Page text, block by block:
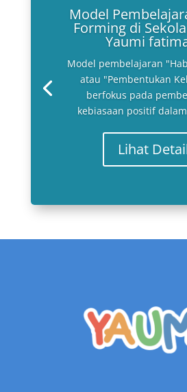
Model
Forming di
Yaumi
Model pembelajaran
atau "Pembentukan
berfokus pada
kebiasaan positif
Lihat